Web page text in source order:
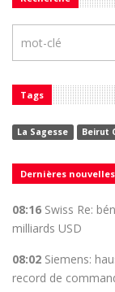
Tags
La Sagesse Beirut
Dernières nouvelles
08:16 Swiss Re:
milliards USD
08:02 Siemens:
record de